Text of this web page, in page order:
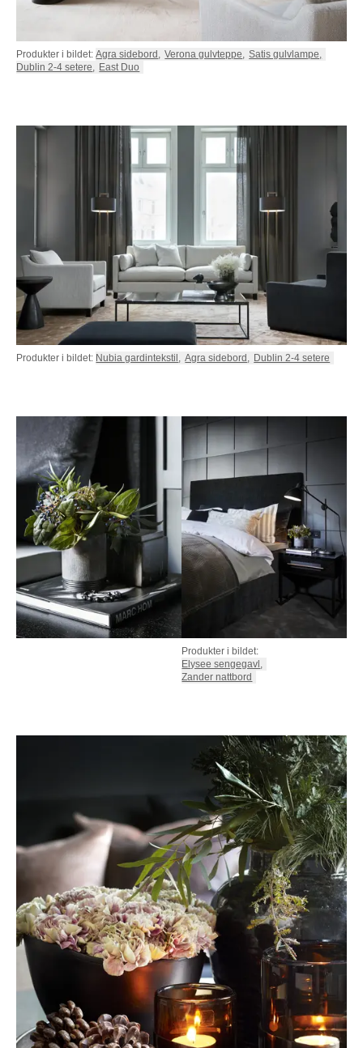
Produkter i bildet: Agra sidebord Verona gulvteppe Satis gulvlampe
Dublin 2-4 setere
East Duo
Produkter i bildet: Nubia gardintekstil , Agra sidebord , Dublin 2-4 setere
Produkter i bildet:
Elysee sengegavl,
Zander nattbord